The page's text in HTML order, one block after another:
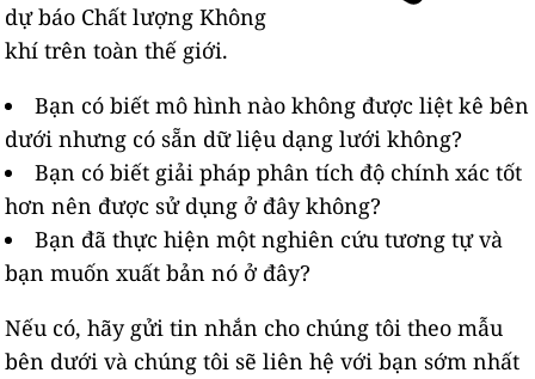
dự báo Chất lượng Không
khí trên toàn thế giới.
Bạn có biết mô hình nào không được liệt kê bên
dưới nhưng có sẵn dữ liệu dạng lưới không?
Bạn có biết giải pháp phân tích độ chính xác tốt
hơn nên được sử dụng ở đây không?
Bạn đã thực hiện một nghiên cứu tương tự và
bạn muốn xuất bản nó ở đây?
Nếu có, hãy gửi tin nhắn cho chúng tôi theo mẫu
bên dưới và chúng tôi sẽ liên hệ với bạn sớm nhất